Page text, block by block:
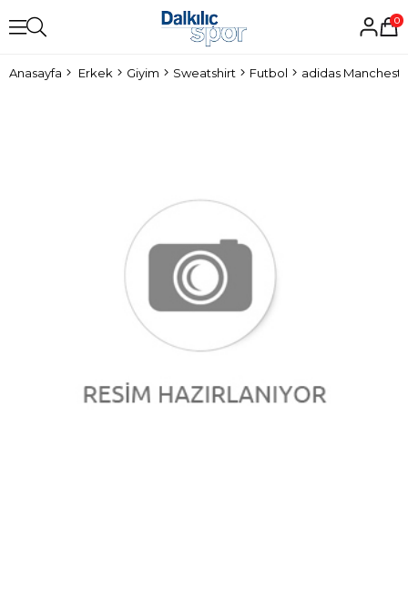
0
Anasayfa Erkek Giyim Sweatshirt Futbol